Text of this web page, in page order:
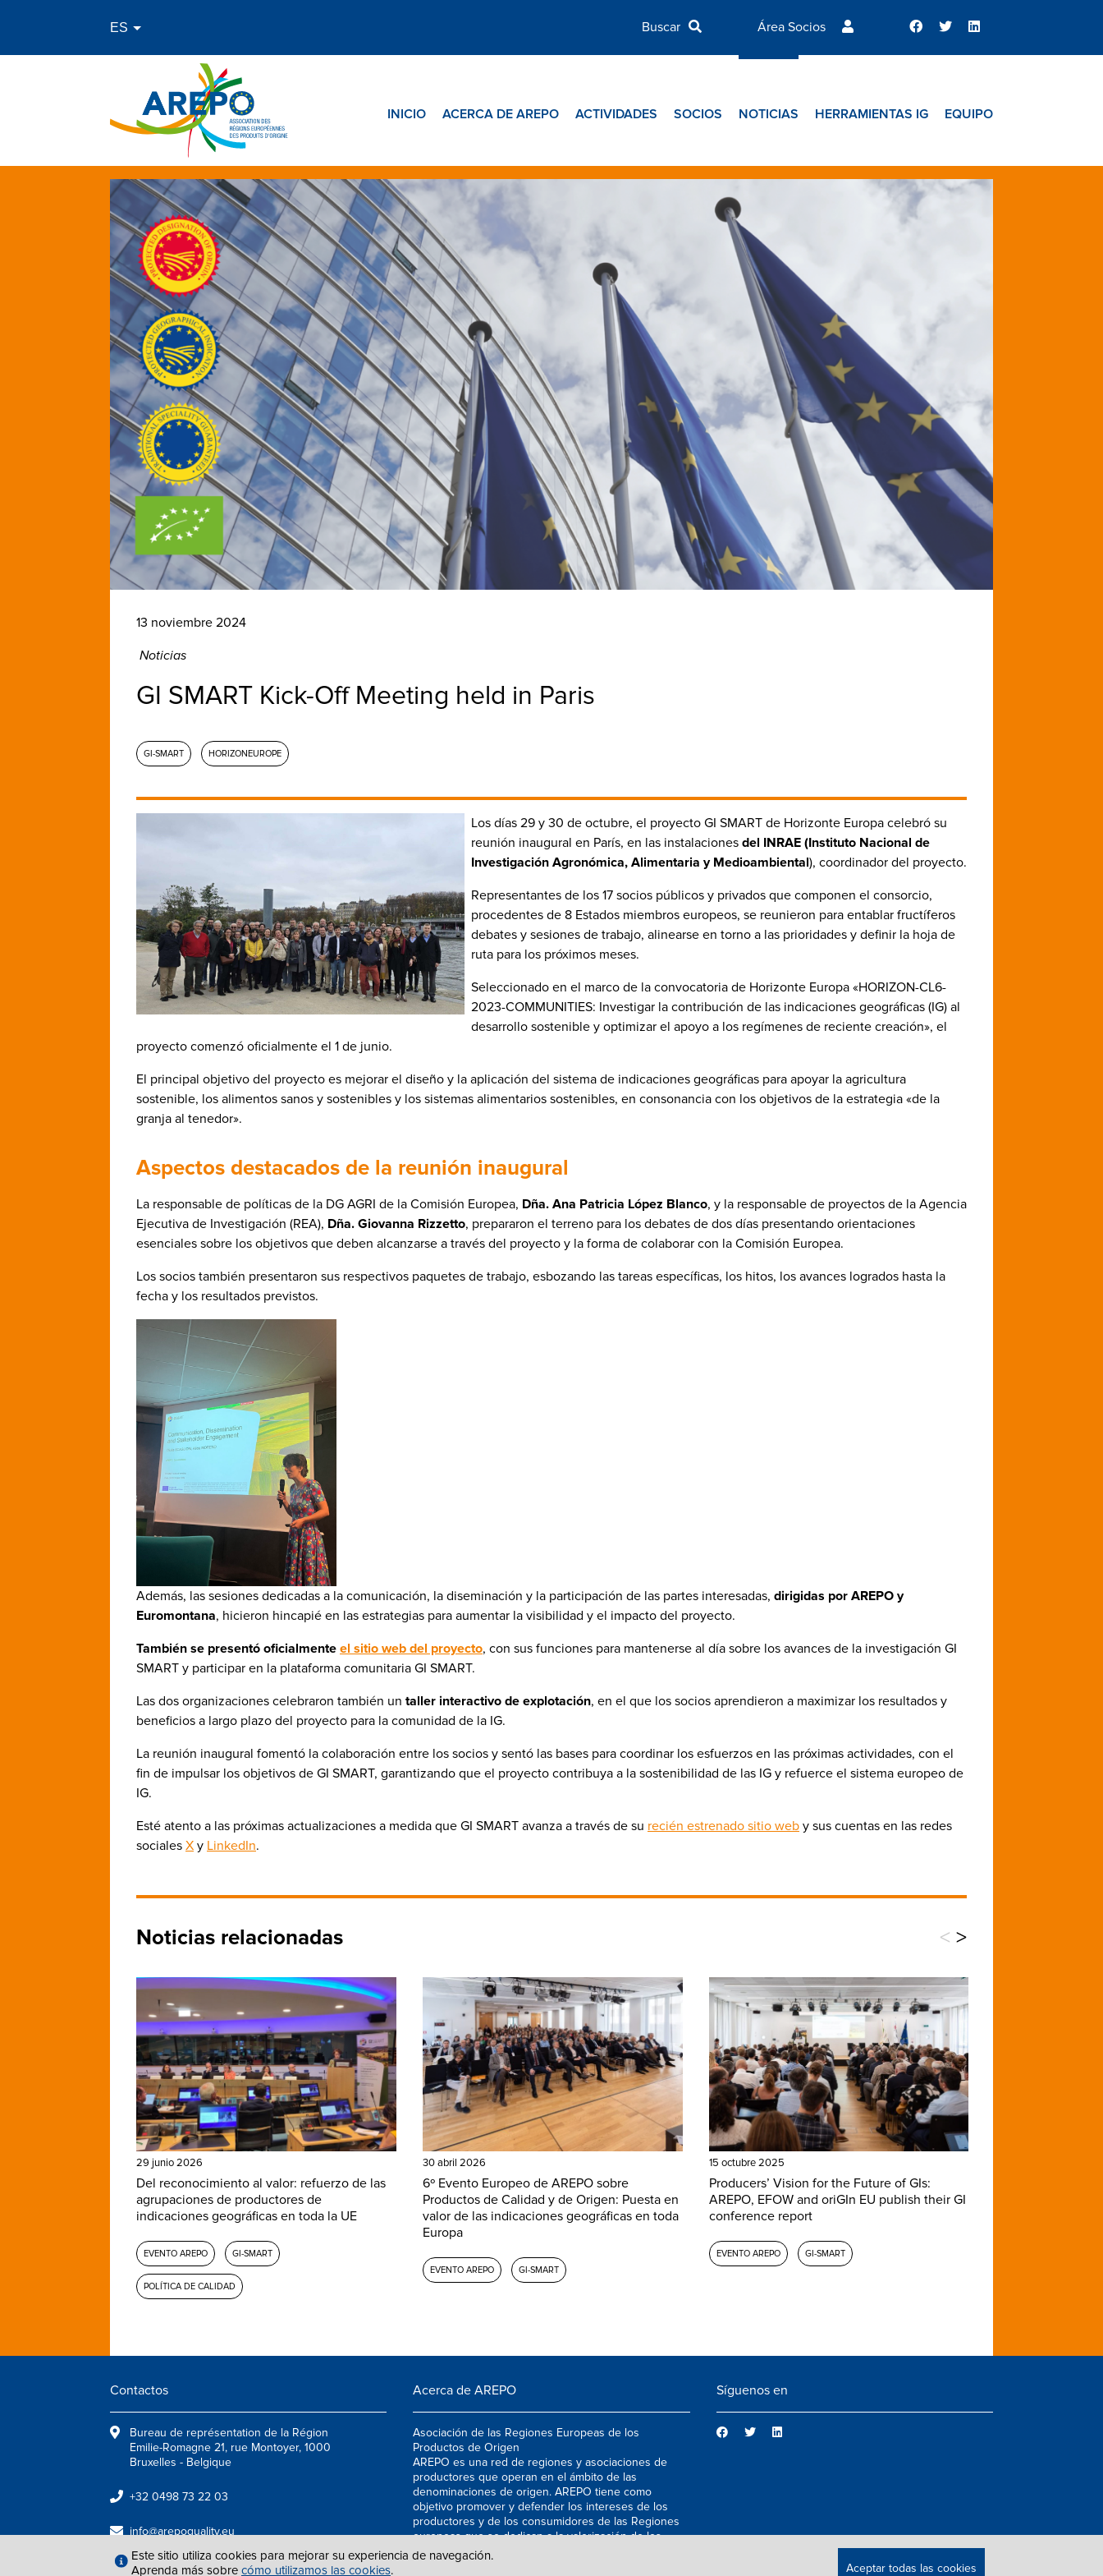
Área Socios
INICIO ACERCA DE AREPO ACTIVIDADES SOCIOS NOTICIAS HERRAMIENTAS IG EQUIPO
13 noviembre 2024
Noticias
GI SMART Kick-Off Meeting held in Paris
GI-SMART HORIZONEUROPE
Los días 29 y 30 de octubre, el proyecto GI SMART de Horizonte Europa celebró su
reunión inaugural en París, en las instalaciones del INRAE (Instituto Nacional de
Investigación Agronómica, Alimentaria y Medioambiental), coordinador del proyecto.
Representantes de los 17 socios públicos y privados que componen el consorcio,
procedentes de 8 Estados miembros europeos, se reunieron para entablar fructíferos
debates y sesiones de trabajo, alinearse en torno a las prioridades y definir la hoja de
ruta para los próximos meses.
Seleccionado en el marco de la convocatoria de Horizonte Europa «HORIZON-CL6-
2023-COMMUNITIES: Investigar la contribución de las indicaciones geográficas (IG) al
desarrollo sostenible y optimizar el apoyo a los regímenes de reciente creación», el
proyecto comenzó oficialmente el 1 de junio.
El principal objetivo del proyecto es mejorar el diseño y la aplicación del sistema de indicaciones geográficas para apoyar la agricultura
sostenible, los alimentos sanos y sostenibles y los sistemas alimentarios sostenibles, en consonancia con los objetivos de la estrategia «de la
granja al tenedor».
Aspectos destacados de la reunión inaugural
La responsable de políticas de la DG AGRI de la Comisión Europea, Dña. Ana Patricia López Blanco, y la responsable de proyectos de la Agencia
Ejecutiva de Investigación (REA), Dña. Giovanna Rizzetto, prepararon el terreno para los debates de dos días presentando orientaciones
esenciales sobre los objetivos que deben alcanzarse a través del proyecto y la forma de colaborar con la Comisión Europea.
Los socios también presentaron sus respectivos paquetes de trabajo, esbozando las tareas específicas, los hitos, los avances logrados hasta la
fecha y los resultados previstos.
Además, las sesiones dedicadas a la comunicación, la diseminación y la participación de las partes interesadas, dirigidas por AREPO y
Euromontana, hicieron hincapié en las estrategias para aumentar la visibilidad y el impacto del proyecto.
También se presentó oficialmente el sitio web del proyecto, con sus funciones para mantenerse al día sobre los avances de la investigación GI
SMART y participar en la plataforma comunitaria GI SMART.
Las dos organizaciones celebraron también un taller interactivo de explotación, en el que los socios aprendieron a maximizar los resultados y
beneficios a largo plazo del proyecto para la comunidad de la IG.
La reunión inaugural fomentó la colaboración entre los socios y sentó las bases para coordinar los esfuerzos en las próximas actividades, con el
fin de impulsar los objetivos de GI SMART, garantizando que el proyecto contribuya a la sostenibilidad de las IG y refuerce el sistema europeo de
IG.
Esté atento a las próximas actualizaciones a medida que GI SMART avanza a través de su recién estrenado sitio web y sus cuentas en las redes
sociales X y LinkedIn.
Noticias relacionadas < >
29 junio 2026
Del reconocimiento al valor: refuerzo de las
agrupaciones de productores de
indicaciones geográficas en toda la UE
EVENTO AREPO GI-SMART
POLÍTICA DE CALIDAD
30 abril 2026
6º Evento Europeo de AREPO sobre
Productos de Calidad y de Origen: Puesta en
valor de las indicaciones geográficas en toda
Europa
EVENTO AREPO GI-SMART
15 octubre 2025
Producers’ Vision for the Future of GIs:
AREPO, EFOW and oriGIn EU publish their GI
conference report
EVENTO AREPO GI-SMART
Contactos
Bureau de représentation de la Région
Emilie-Romagne 21, rue Montoyer, 1000
Bruxelles - Belgique
+32 0498 73 22 03
info@arepoquality.eu
Acerca de AREPO
Asociación de las Regiones Europeas de los
Productos de Origen
AREPO es una red de regiones y asociaciones de
productores que operan en el ámbito de las
denominaciones de origen. AREPO tiene como
objetivo promover y defender los intereses de los
productores y de los consumidores de las Regiones
europeas que se dedican a la valorización de los
productos agroalimentarios de calidad.
Síguenos en
Este sitio utiliza cookies para mejorar su experiencia de navegación.
Aprenda más sobre cómo utilizamos las cookies. Aceptar todas las cookies